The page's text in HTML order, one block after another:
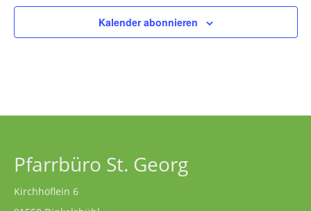
Kalender abonnieren
Pfarrbüro St. Georg
Kirchhöflein 6